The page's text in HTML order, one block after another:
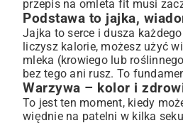
Omlet dla leniwych – prosto z
Omlet bez zbędnych dodatków
A może na słodko?
Czego nauczyłem się po
Omlet w diecie – co mówią
Podsumowując: Twój nowy
przepis na omleta fit musi
Podstawa to jajka,
Jajka to serce i dusza
liczysz kalorie, możesz użyć
mleka (krowiego lub
bez tego ani rusz. To
Warzywa – kolor i
To jest ten moment, kiedy
więdnie na patelni w kilka